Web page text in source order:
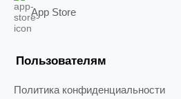
App Store
Пользователям
Политика конфиденциальности